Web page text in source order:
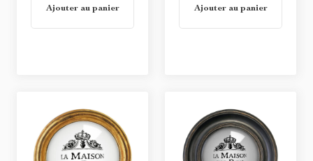
Ajouter au panier Ajouter au panier